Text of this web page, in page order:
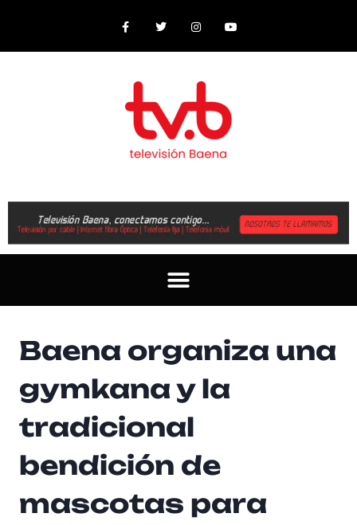
Baena organiza una
gymkana y la
tradicional
bendición de
mascotas para